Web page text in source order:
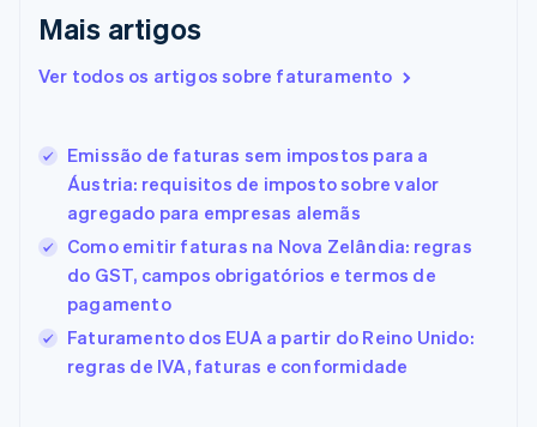
Mais artigos
Ver todos os artigos sobre faturamento
Emissão de faturas sem impostos para a
Áustria: requisitos de imposto sobre valor
agregado para empresas alemãs
Como emitir faturas na Nova Zelândia: regras
do GST, campos obrigatórios e termos de
pagamento
Faturamento dos EUA a partir do Reino Unido:
regras de IVA, faturas e conformidade
Eslováquia
English
EnglishItaliano
Estados Unidos
EnglishEspañol 简体中文
Estônia
English
Finlândia
EnglishSvenska
França
Gibraltar
English